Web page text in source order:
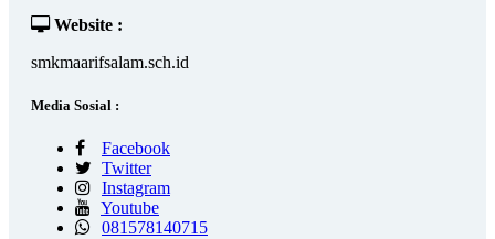
Website :
smkmaarifsalam.sch.id
Media Sosial :
Facebook
Twitter
Instagram
Youtube
081578140715